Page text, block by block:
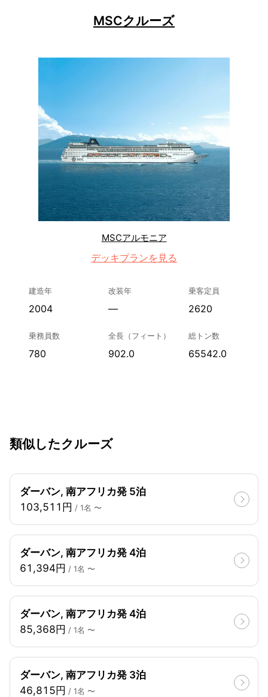
MSCクルーズ
MSCアルモニア
デッキプランを見る
建造年
2004
改装年
—
乗客定員
2620
乗務員数
780
全長（フィート）
902.0
総トン数
65542.0
類似したクルーズ
ダーバン, 南アフリカ発 5泊
103,511円 / 1名 〜
ダーバン, 南アフリカ発 4泊
61,394円 / 1名 〜
ダーバン, 南アフリカ発 4泊
85,368円 / 1名 〜
ダーバン, 南アフリカ発 3泊
46,815円 / 1名 〜